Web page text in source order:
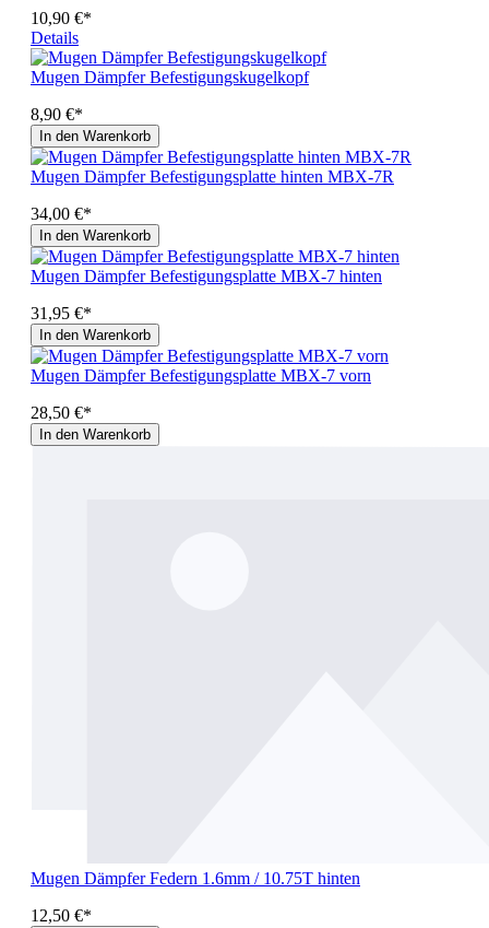
10,90 €*
Details
Mugen Dämpfer Befestigungskugelkopf
8,90 €*
In den Warenkorb
Mugen Dämpfer Befestigungsplatte hinten MBX-7R
34,00 €*
In den Warenkorb
Mugen Dämpfer Befestigungsplatte MBX-7 hinten
31,95 €*
In den Warenkorb
Mugen Dämpfer Befestigungsplatte MBX-7 vorn
28,50 €*
In den Warenkorb
Mugen Dämpfer Federn 1.6mm / 10.75T hinten
12,50 €*